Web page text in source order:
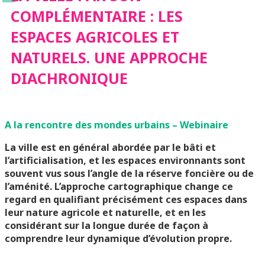
NATURELS. UNE
APPROCHE
COMPLÉMENTAIRE : LES
ESPACES AGRICOLES ET
NATURELS. UNE APPROCHE
DIACHRONIQUE
A la rencontre des mondes urbains – Webinaire
La ville est en général abordée par le bâti et
l’artificialisation, et les espaces environnants sont
souvent vus sous l’angle de la réserve foncière ou de
l’aménité. L’approche cartographique change ce
regard en qualifiant précisément ces espaces dans
leur nature agricole et naturelle, et en les
considérant sur la longue durée de façon à
comprendre leur dynamique d’évolution propre.